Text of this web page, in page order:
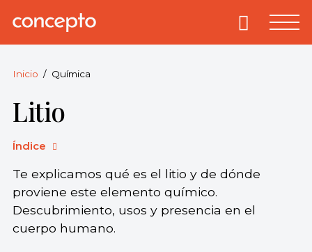
Concepto.
derechos
reservados.
Primary
Inicio Química
Litio
Índice
Te explicamos qué es el litio y de dónde
proviene este elemento químico.
Descubrimiento, usos y presencia en el
cuerpo humano.